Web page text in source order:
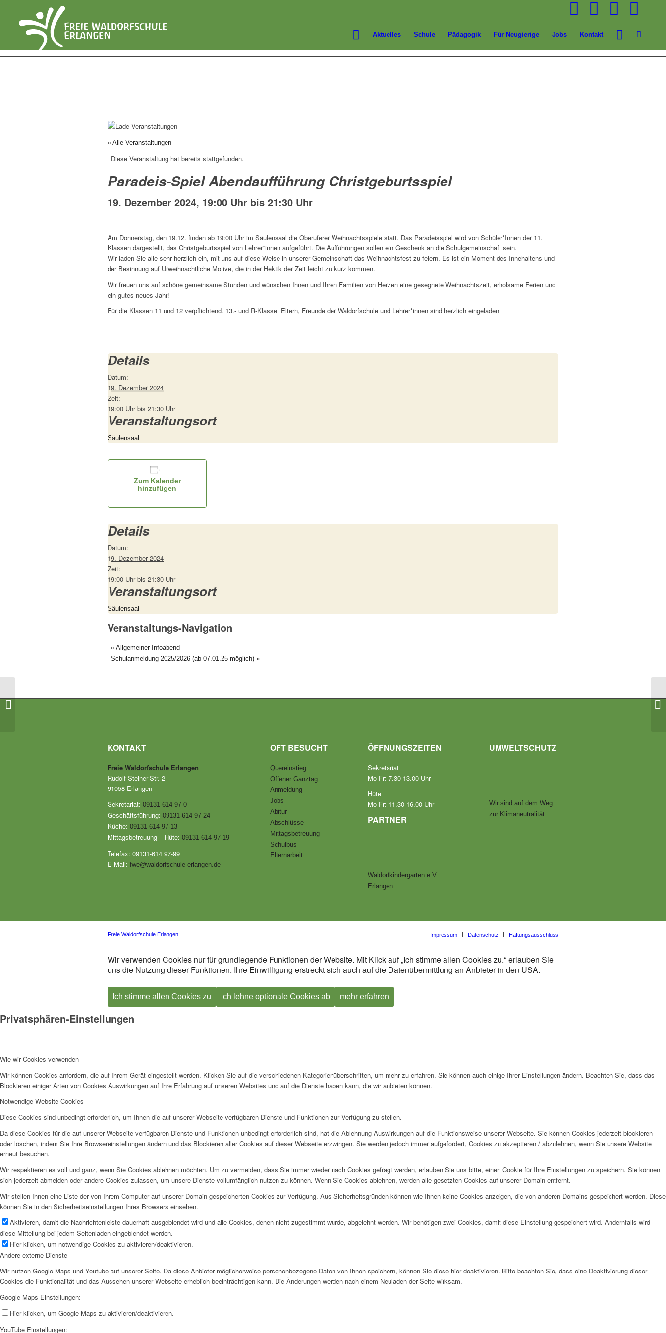
Aktuelles Schule Pädagogik Für Neugierige Jobs Kontakt
« Alle Veranstaltungen
Diese Veranstaltung hat bereits stattgefunden.
Paradeis-Spiel Abendaufführung Christgeburtsspiel
19. Dezember 2024, 19:00 Uhr bis 21:30 Uhr
Am Donnerstag, den 19.12. finden ab 19:00 Uhr im Säulensaal die Oberuferer Weihnachtsspiele statt. Das Paradeisspiel wird von Schüler*Innen der 11.
Klassen dargestellt, das Christgeburtsspiel von Lehrer*innen aufgeführt. Die Aufführungen sollen ein Geschenk an die Schulgemeinschaft sein.
Wir laden Sie alle sehr herzlich ein, mit uns auf diese Weise in unserer Gemeinschaft das Weihnachtsfest zu feiern. Es ist ein Moment des Innehaltens und
der Besinnung auf Urweihnachtliche Motive, die in der Hektik der Zeit leicht zu kurz kommen.
Wir freuen uns auf schöne gemeinsame Stunden und wünschen Ihnen und Ihren Familien von Herzen eine gesegnete Weihnachtszeit, erholsame Ferien und
ein gutes neues Jahr!
Für die Klassen 11 und 12 verpflichtend. 13.- und R-Klasse, Eltern, Freunde der Waldorfschule und Lehrer*innen sind herzlich eingeladen.
Details
Datum:
19. Dezember 2024
Zeit:
19:00 Uhr bis 21:30 Uhr
Veranstaltungsort
Säulensaal
Zum Kalender
hinzufügen
Details
Datum:
19. Dezember 2024
Zeit:
19:00 Uhr bis 21:30 Uhr
Veranstaltungsort
Säulensaal
Veranstaltungs-Navigation
« Allgemeiner Infoabend
Schulanmeldung 2025/2026 (ab 07.01.25 möglich) »
KONTAKT
Freie Waldorfschule Erlangen
Rudolf-Steiner-Str. 2
91058 Erlangen
Sekretariat: 09131-614 97-0
Geschäftsführung: 09131-614 97-24
Küche: 09131-614 97-13
Mittagsbetreuung – Hüte: 09131-614 97-19
Telefax: 09131-614 97-99
E-Mail: fwe@waldorfschule-erlangen.de
OFT BESUCHT
Quereinstieg
Offener Ganztag
Anmeldung
Jobs
Abitur
Abschlüsse
Mittagsbetreuung
Schulbus
Elternarbeit
ÖFFNUNGSZEITEN
Sekretariat
Mo-Fr: 7.30-13.00 Uhr
Hüte
Mo-Fr: 11.30-16.00 Uhr
PARTNER
Waldorfkindergarten e.V.
Erlangen
UMWELTSCHUTZ
Wir sind auf dem Weg
zur Klimaneutralität
Freie Waldorfschule Erlangen Impressum Datenschutz Haftungsausschluss
Wir verwenden Cookies nur für grundlegende Funktionen der Website. Mit Klick auf „Ich stimme allen Cookies zu.“ erlauben Sie
uns die Nutzung dieser Funktionen. Ihre Einwilligung erstreckt sich auch auf die Datenübermittlung an Anbieter in den USA.
Ich stimme allen Cookies zu Ich lehne optionale Cookies ab mehr erfahren
Privatsphären-Einstellungen
Wie wir Cookies verwenden
Wir können Cookies anfordern, die auf Ihrem Gerät eingestellt werden. Klicken Sie auf die verschiedenen Kategorienüberschriften, um mehr zu erfahren. Sie können auch einige Ihrer Einstellungen ändern. Beachten Sie, dass das
Blockieren einiger Arten von Cookies Auswirkungen auf Ihre Erfahrung auf unseren Websites und auf die Dienste haben kann, die wir anbieten können.
Notwendige Website Cookies
Diese Cookies sind unbedingt erforderlich, um Ihnen die auf unserer Webseite verfügbaren Dienste und Funktionen zur Verfügung zu stellen.
Da diese Cookies für die auf unserer Webseite verfügbaren Dienste und Funktionen unbedingt erforderlich sind, hat die Ablehnung Auswirkungen auf die Funktionsweise unserer Webseite. Sie können Cookies jederzeit blockieren
oder löschen, indem Sie Ihre Browsereinstellungen ändern und das Blockieren aller Cookies auf dieser Webseite erzwingen. Sie werden jedoch immer aufgefordert, Cookies zu akzeptieren / abzulehnen, wenn Sie unsere Website
erneut besuchen.
Wir respektieren es voll und ganz, wenn Sie Cookies ablehnen möchten. Um zu vermeiden, dass Sie immer wieder nach Cookies gefragt werden, erlauben Sie uns bitte, einen Cookie für Ihre Einstellungen zu speichern. Sie können
sich jederzeit abmelden oder andere Cookies zulassen, um unsere Dienste vollumfänglich nutzen zu können. Wenn Sie Cookies ablehnen, werden alle gesetzten Cookies auf unserer Domain entfernt.
Wir stellen Ihnen eine Liste der von Ihrem Computer auf unserer Domain gespeicherten Cookies zur Verfügung. Aus Sicherheitsgründen können wie Ihnen keine Cookies anzeigen, die von anderen Domains gespeichert werden. Diese
können Sie in den Sicherheitseinstellungen Ihres Browsers einsehen.
Aktivieren, damit die Nachrichtenleiste dauerhaft ausgeblendet wird und alle Cookies, denen nicht zugestimmt wurde, abgelehnt werden. Wir benötigen zwei Cookies, damit diese Einstellung gespeichert wird. Andernfalls wird
diese Mitteilung bei jedem Seitenladen eingeblendet werden.
Hier klicken, um notwendige Cookies zu aktivieren/deaktivieren.
Andere externe Dienste
Wir nutzen Google Maps und Youtube auf unserer Seite. Da diese Anbieter möglicherweise personenbezogene Daten von Ihnen speichern, können Sie diese hier deaktivieren. Bitte beachten Sie, dass eine Deaktivierung dieser
Cookies die Funktionalität und das Aussehen unserer Webseite erheblich beeinträchtigen kann. Die Änderungen werden nach einem Neuladen der Seite wirksam.
Google Maps Einstellungen:
Hier klicken, um Google Maps zu aktivieren/deaktivieren.
YouTube Einstellungen: